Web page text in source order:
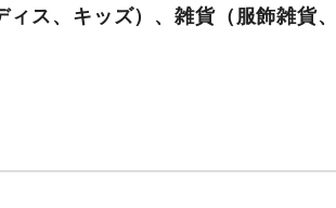
ス、キッズ）、雑貨（服飾雑貨、